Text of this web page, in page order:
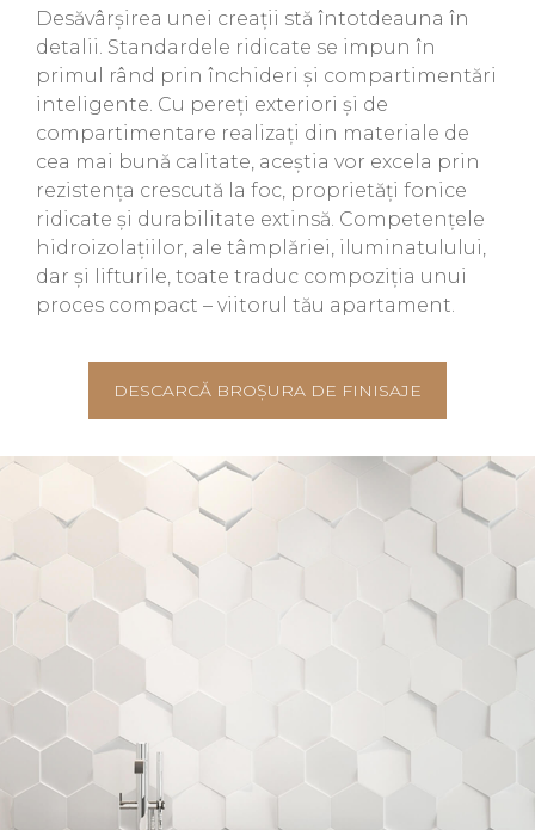
Desăvârșirea unei creații stă întotdeauna în
detalii. Standardele ridicate se impun în
primul rând prin închideri și compartimentări
inteligente. Cu pereți exteriori și de
compartimentare realizați din materiale de
cea mai bună calitate, aceștia vor excela prin
rezistența crescută la foc, proprietăți fonice
ridicate și durabilitate extinsă. Competențele
hidroizolațiilor, ale tâmplăriei, iluminatulului,
dar și lifturile, toate traduc compoziția unui
proces compact – viitorul tău apartament.
DESCARCĂ BROȘURA DE FINISAJE